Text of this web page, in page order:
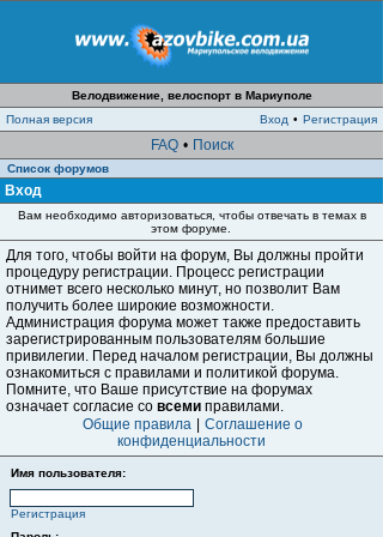
Велодвижение, велоспорт в Мариуполе
Полная версия
Вход • Регистрация
FAQ • Поиск
Список форумов
Вход
Вам необходимо авторизоваться, чтобы отвечать в темах в
этом форуме.
Для того, чтобы войти на форум, Вы должны пройти
процедуру регистрации. Процесс регистрации
отнимет всего несколько минут, но позволит Вам
получить более широкие возможности.
Администрация форума может также предоставить
зарегистрированным пользователям большие
привилегии. Перед началом регистрации, Вы должны
ознакомиться с правилами и политикой форума.
Помните, что Ваше присутствие на форумах
означает согласие со всеми правилами.
Общие правила
Соглашение о
конфиденциальности
Имя пользователя:
Регистрация